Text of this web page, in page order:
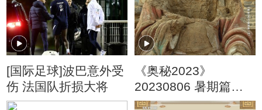
[国际足球]波巴意外受
伤 法国队折损大将
《奥秘2023》
20230806 暑期篇
（28）